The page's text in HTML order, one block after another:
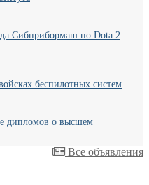
Сибприбормаш по Dota 2
беспилотных систем
дипломов о высшем
Все объявления